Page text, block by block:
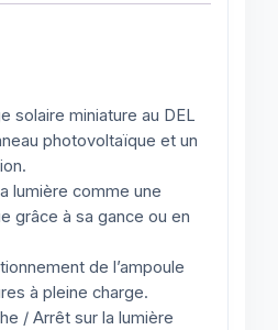
solaire miniature au DEL
photovoltaïque et un
lumière comme une
grâce à sa gance ou en
de l’ampoule
à pleine charge.
/ Arrêt sur la lumière